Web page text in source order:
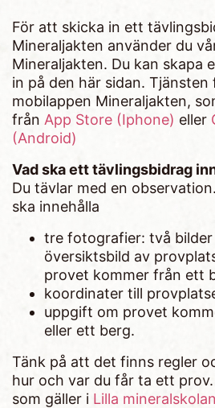
För att skicka in ett
Mineraljakten använder du
Mineraljakten. Du kan skapa
in på den här sidan. Tjänsten
mobilappen Mineraljakten,
från App Store (Iphone) eller
(Android)
Vad ska ett tävlingsbidrag
Du tävlar med en
ska innehålla
tre fotografier: två
översiktsbild av
provet kommer från ett
koordinater till
uppgift om provet
eller ett berg.
Tänk på att det finns regler
hur och var du får ta ett
som gäller i Lilla mineralskolan